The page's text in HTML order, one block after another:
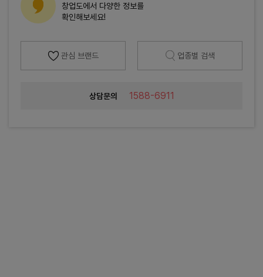
창업도에서 다양한 정보를
확인해보세요!
관심 브랜드 업종별 검색
상담문의 1588-6911